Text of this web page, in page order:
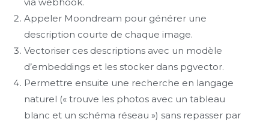
Appeler Moondream pour générer une
description courte de chaque image.
Vectoriser ces descriptions avec un modèle
d’embeddings et les stocker dans pgvector.
Permettre ensuite une recherche en langage
naturel (« trouve les photos avec un tableau
blanc et un schéma réseau ») sans repasser par